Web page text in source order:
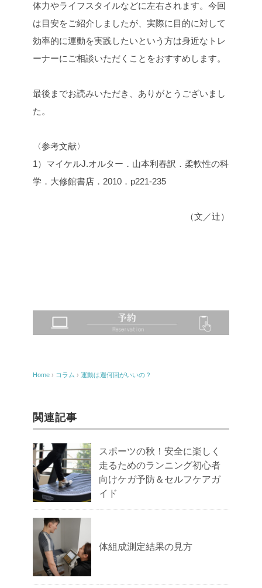
体力やライフスタイルなどに左右されます。今回
は目安をご紹介しましたが、実際に目的に対して
効率的に運動を実践したいという方は身近なトレ
ーナーにご相談いただくことをおすすめします。
最後までお読みいただき、ありがとうございまし
た。
〈参考文献〉
1）マイケルJ.オルター．山本利春訳．柔軟性の科
学．大修館書店．2010．p221-235
（文／辻）
Home › コラム › 運動は週何回がいいの？
関連記事
スポーツの秋！安全に楽しく
走るためのランニング初心者
向けケガ予防＆セルフケアガ
イド
体組成測定結果の見方